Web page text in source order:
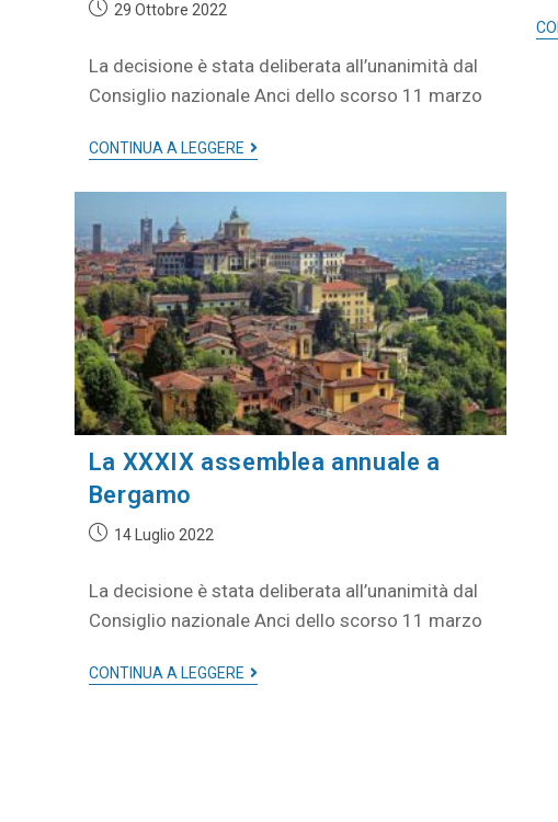
29 Ottobre 2022
La decisione è stata deliberata all’unanimità dal
Consiglio nazionale Anci dello scorso 11 marzo
CONTINUA A LEGGERE
La XXXIX assemblea annuale a
Bergamo
14 Luglio 2022
La decisione è stata deliberata all’unanimità dal
Consiglio nazionale Anci dello scorso 11 marzo
CONTINUA A LEGGERE